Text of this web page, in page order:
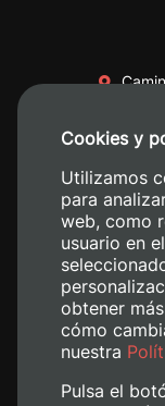
Cookies y
Utilizamos
para
web, como
usuario en
obtener
cómo
nuestra
Pulsa el